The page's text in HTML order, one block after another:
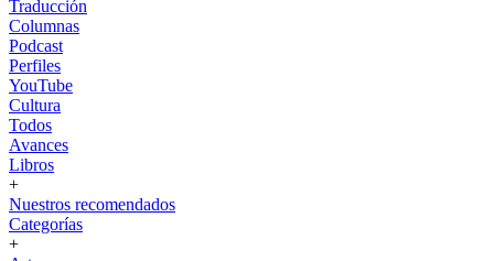
Traducción
Columnas
Podcast
Perfiles
YouTube
Cultura
Todos
Avances
Libros
+
Nuestros recomendados
Categorías
+